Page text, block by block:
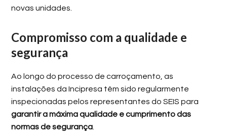
novas unidades.
Compromisso com a qualidade e
segurança
Ao longo do processo de carroçamento, as
instalações da Incipresa têm sido regularmente
inspecionadas pelos representantes do SEIS para
garantir a máxima qualidade e cumprimento das
normas de segurança